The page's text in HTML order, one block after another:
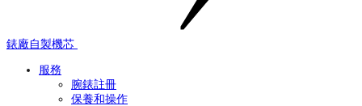
錶廠自製機芯
服務
腕錶註冊
保養和操作